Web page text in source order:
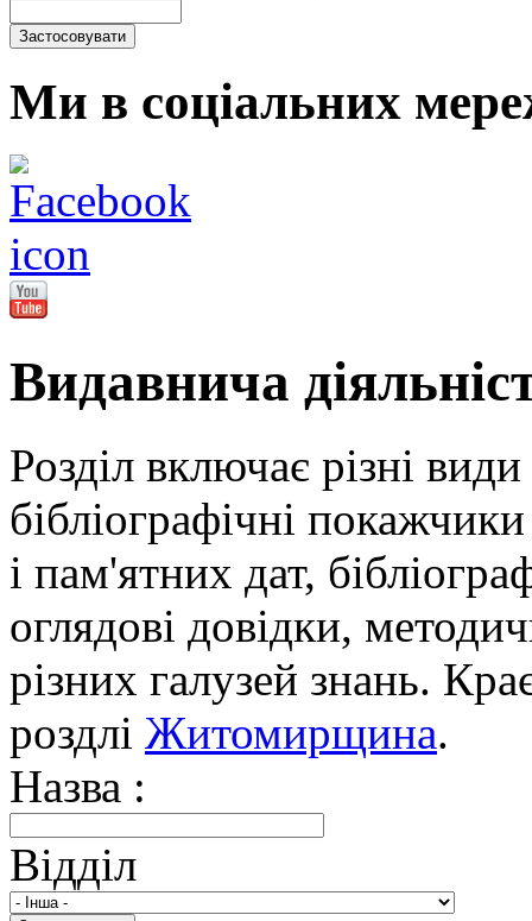
Ми в соціальних
Видавнича
Розділ включає різні
бібліографічні
і пам'ятних дат,
оглядові довідки,
різних галузей знань.
роздлі Житомирщина.
Назва :
Відділ